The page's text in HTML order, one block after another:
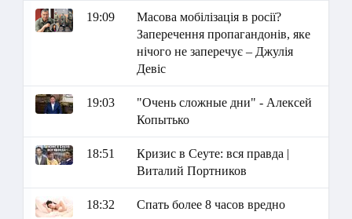
19:09
Масова мобілізація в росії?
Заперечення пропагандонів, яке
нічого не заперечує – Джулія
Девіс
19:03
"Очень сложные дни" - Алексей
Копытько
18:51
Кризис в Сеуте: вся правда |
Виталий Портников
18:32 Спать более 8 часов вредно